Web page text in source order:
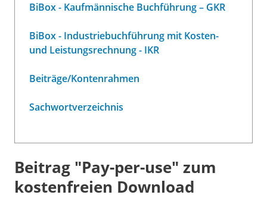
BiBox - Kaufmännische Buchführung – GKR
BiBox - Industriebuchführung mit Kosten-
und Leistungsrechnung - IKR
Beiträge/Kontenrahmen
Sachwortverzeichnis
Beitrag "Pay-per-use" zum
kostenfreien Download